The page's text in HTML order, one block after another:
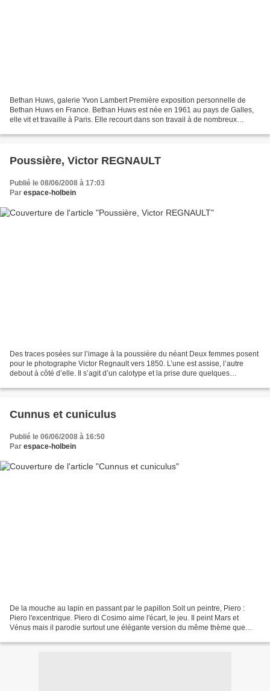
Bethan Huws, galerie Yvon Lambert Première exposition personnelle de
Bethan Huws en France. Bethan Huws est née en 1961 au pays de Galles,
elle vit et travaille à Paris. Elle recourt dans son travail à de nombreux
Poussière, Victor REGNAULT
Publié le 08/06/2008 à 17:03
Par espace-holbein
Des traces posées sur l’image à la poussière du néant Deux femmes posent
pour le photographe Victor Regnault vers 1850. L’une est assise, l’autre
debout à côté d’elle. Il s’agit d’un calotype et la prise dure quelques
Cunnus et cuniculus
Publié le 06/06/2008 à 16:50
Par espace-holbein
De la mouche au lapin en passant par le papillon Soit un peintre, Piero :
Piero l'excentrique. Piero di Cosimo aime l'écart, le jeu. Il peint Mars et
Vénus mais il parodie surtout une élégante version du même thème que